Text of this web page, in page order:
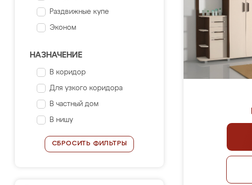
Раздвижные купе
Эконом
НАЗНАЧЕНИЕ
В коридор
Для узкого коридора
В частный дом
В нишу
СБРОСИТЬ ФИЛЬТРЫ